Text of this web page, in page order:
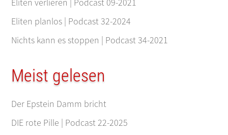
Eliten verlieren | Podcast 09-2021
Eliten planlos | Podcast 32-2024
Nichts kann es stoppen | Podcast 34-2021
Meist gelesen
Der Epstein Damm bricht
DIE rote Pille | Podcast 22-2025